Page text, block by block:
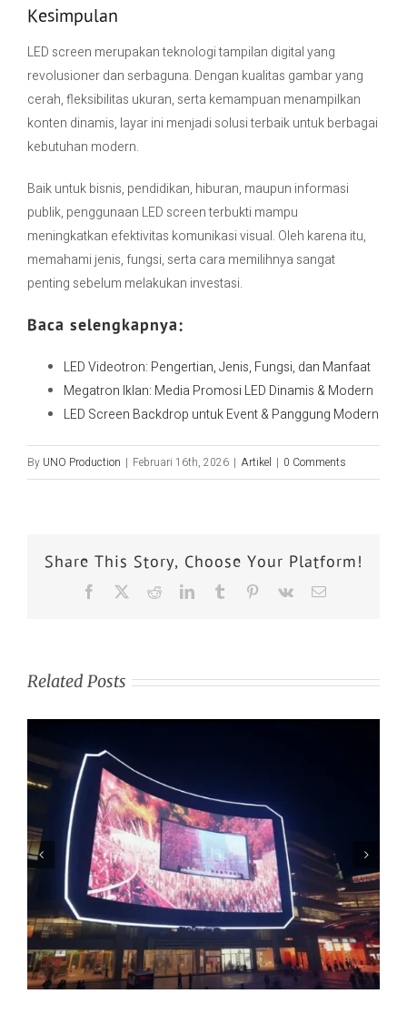
Kesimpulan
LED screen merupakan teknologi tampilan digital yang
revolusioner dan serbaguna. Dengan kualitas gambar yang
cerah, fleksibilitas ukuran, serta kemampuan menampilkan
konten dinamis, layar ini menjadi solusi terbaik untuk berbagai
kebutuhan modern.
Baik untuk bisnis, pendidikan, hiburan, maupun informasi
publik, penggunaan LED screen terbukti mampu
meningkatkan efektivitas komunikasi visual. Oleh karena itu,
memahami jenis, fungsi, serta cara memilihnya sangat
penting sebelum melakukan investasi.
Baca selengkapnya:
LED Videotron: Pengertian, Jenis, Fungsi, dan Manfaat
Megatron Iklan: Media Promosi LED Dinamis & Modern
LED Screen Backdrop untuk Event & Panggung Modern
By UNO Production | Februari 16th, 2026 | Artikel | 0 Comments
Share This Story, Choose Your Platform!
Related Posts